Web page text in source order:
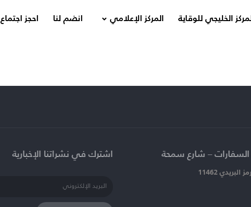
احجز اجتماع انضم لنا المركز الإعلامي المركز الخليجي للوقاية
اشترك في نشراتنا الإخبارية​ السفارات – شارع سمحة​